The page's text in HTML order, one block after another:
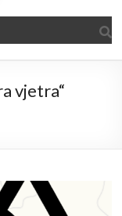
vjetra“